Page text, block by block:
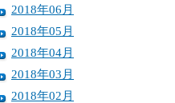
2018年06月
2018年05月
2018年04月
2018年03月
2018年02月